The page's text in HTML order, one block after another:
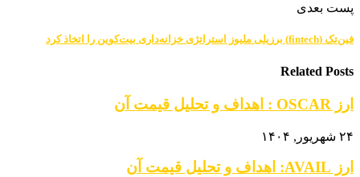
پست بعدی
فین‌تک (fintech) برزیلی ملیوز استراتژی خزانه‌داری بیت‌کوین را اتخاذ کرد
Related Posts
ارز OSCAR : اهداف و تحلیل قیمت آن
۲۴ شهریور, ۱۴۰۴
ارز AVAIL: اهداف و تحلیل قیمت آن